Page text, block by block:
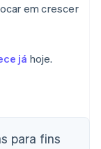
em crescer
já hoje.
para fins